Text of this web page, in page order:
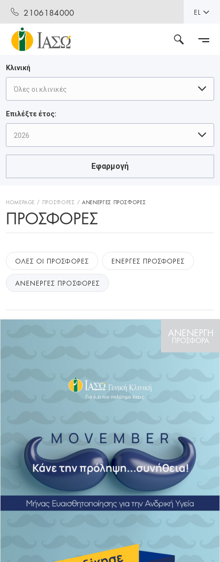
2106184000 EL
Κλινική
Όλες οι κλινικές
Επιλέξτε έτος:
2026
Εφαρμογή
HOMEPAGE ΠΡΟΣΦΟΡΕΣ ΑΝΕΝΕΡΓΕΣ ΠΡΟΣΦΟΡΕΣ
ΠΡΟΣΦΟΡΈΣ
ΟΛΕΣ ΟΙ ΠΡΟΣΦΟΡΕΣ ΕΝΕΡΓΕΣ ΠΡΟΣΦΟΡΕΣ
ΑΝΕΝΕΡΓΕΣ ΠΡΟΣΦΟΡΕΣ
ΑΝΕΝΕΡΓΗ
ΠΡΟΣΦΟΡΑ